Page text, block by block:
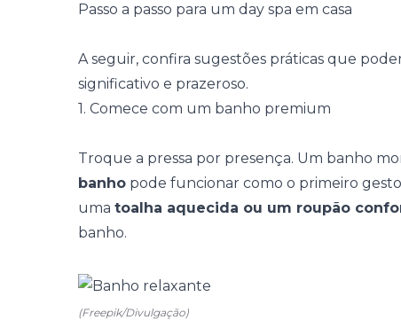
Passo a passo para um day spa em casa
A seguir, confira sugestões práticas que
significativo e prazeroso.
1. Comece com um banho premium
Troque a pressa por presença. Um banho
banho pode funcionar como o primeiro
uma toalha aquecida ou um roupão
banho.
(Freepik/Divulgação)